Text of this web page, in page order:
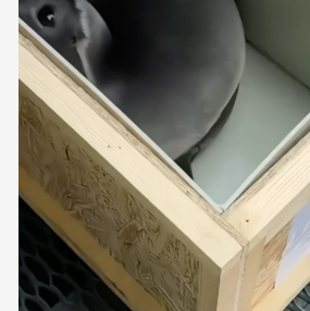
самолеты. В Москве нет
в лаунжах. В аэропортах их
несколько — в разных зонах
гаваней. На некоторых вокзалах
Лаунжи доступны на
Павелецком, Казанском,
и Курском вокзалах.Попасть в
могут держатели карт Mir
не только в столице. Всего
1000 бизнес-залов по всему